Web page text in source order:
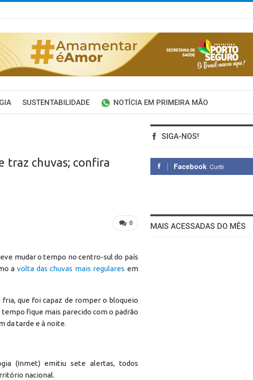
SUSTENTABILIDADE NOTÍCIA EM PRIMEIRA MÃO
traz chuvas; confira
0
mudar o tempo no centro-sul do país
a volta das chuvas mais regulares em
que foi capaz de romper o bloqueio
fique mais parecido com o padrão
da tarde e à noite.
(Inmet) emitiu sete alertas, todos
nacional.
SIGA-NOS!
Facebook Curtir
MAIS ACESSADAS DO MÊS